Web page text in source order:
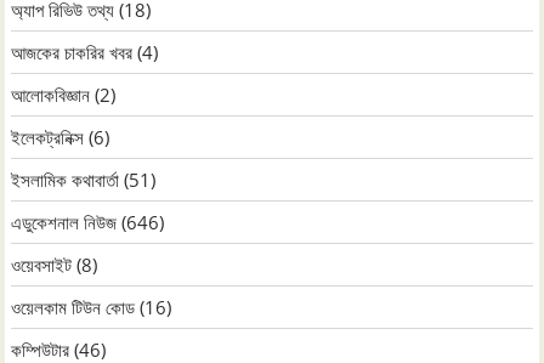
অ্যাপ রিভিউ তথ্য (18)
আজকের চাকরির খবর (4)
আলোকবিজ্ঞান (2)
ইলেকট্রনিক্স (6)
ইসলামিক কথাবার্তা (51)
এডুকেশনাল নিউজ (646)
ওয়েবসাইট (8)
ওয়েলকাম টিউন কোড (16)
কম্পিউটার (46)